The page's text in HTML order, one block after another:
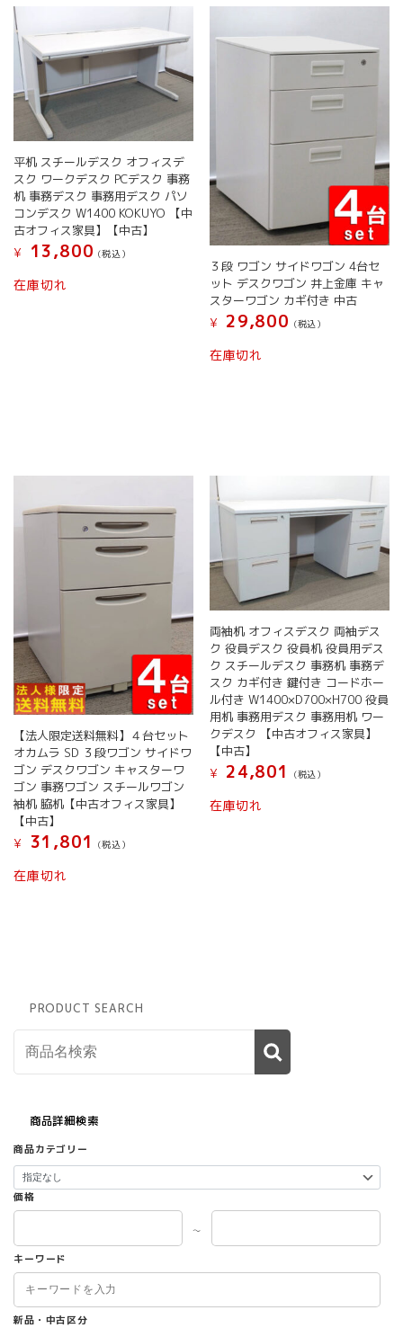
ィ
ス
パ
ネ
ル
デ
辺
個
平机 スチールデスク オフィスデ
スク ワークデスク PCデスク 事務
机 事務デスク 事務用デスク パソ
コンデスク W1400 KOKUYO 【中
古オフィス家具】【中古】
¥
13,800 (税込）
在庫切れ
３段 ワゴン サイドワゴン 4台セ
ット デスクワゴン 井上金庫 キャ
スターワゴン カギ付き 中古
¥ 29,800 (税込）
在庫切れ
【法人限定送料無料】４台セット
オカムラ SD ３段ワゴン サイドワ
ゴン デスクワゴン キャスターワ
ゴン 事務ワゴン スチールワゴン
袖机 脇机【中古オフィス家具】
【中古】
¥
31,801 (税込）
在庫切れ
両袖机 オフィスデスク 両袖デス
ク 役員デスク 役員机 役員用デス
ク スチールデスク 事務机 事務デ
スク カギ付き 鍵付き コードホー
ル付き W1400×D700×H700 役員
用机 事務用デスク 事務用机 ワー
クデスク 【中古オフィス家具】
【中古】
¥ 24,801 (税込）
在庫切れ
PRODUCT SEARCH
商品詳細検索
商品カテゴリー
価格
～
キーワード
新品・中古区分